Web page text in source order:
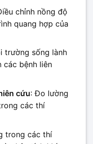
chỉnh nồng độ
quang hợp của
trường sống lành
các bệnh liên
cứu: Đo lường
các thí
trong các thí